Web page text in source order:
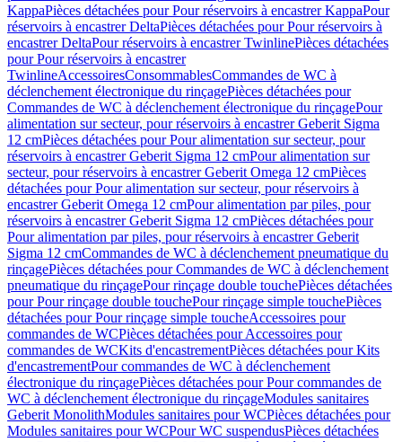
KappaPièces détachées pour Pour réservoirs à encastrer KappaPour
réservoirs à encastrer DeltaPièces détachées pour Pour réservoirs à
encastrer DeltaPour réservoirs à encastrer TwinlinePièces détachées
pour Pour réservoirs à encastrer
TwinlineAccessoiresConsommablesCommandes de WC à
déclenchement électronique du rinçagePièces détachées pour
Commandes de WC à déclenchement électronique du rinçagePour
alimentation sur secteur, pour réservoirs à encastrer Geberit Sigma
12 cmPièces détachées pour Pour alimentation sur secteur, pour
réservoirs à encastrer Geberit Sigma 12 cmPour alimentation sur
secteur, pour réservoirs à encastrer Geberit Omega 12 cmPièces
détachées pour Pour alimentation sur secteur, pour réservoirs à
encastrer Geberit Omega 12 cmPour alimentation par piles, pour
réservoirs à encastrer Geberit Sigma 12 cmPièces détachées pour
Pour alimentation par piles, pour réservoirs à encastrer Geberit
Sigma 12 cmCommandes de WC à déclenchement pneumatique du
rinçagePièces détachées pour Commandes de WC à déclenchement
pneumatique du rinçagePour rinçage double touchePièces détachées
pour Pour rinçage double touchePour rinçage simple touchePièces
détachées pour Pour rinçage simple toucheAccessoires pour
commandes de WCPièces détachées pour Accessoires pour
commandes de WCKits d'encastrementPièces détachées pour Kits
d'encastrementPour commandes de WC à déclenchement
électronique du rinçagePièces détachées pour Pour commandes de
WC à déclenchement électronique du rinçageModules sanitaires
Geberit MonolithModules sanitaires pour WCPièces détachées pour
Modules sanitaires pour WCPour WC suspendusPièces détachées